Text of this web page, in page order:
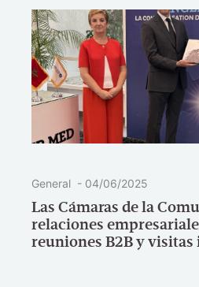
General - 04/06/2025
Las Cámaras de la
relaciones
reuniones B2B y